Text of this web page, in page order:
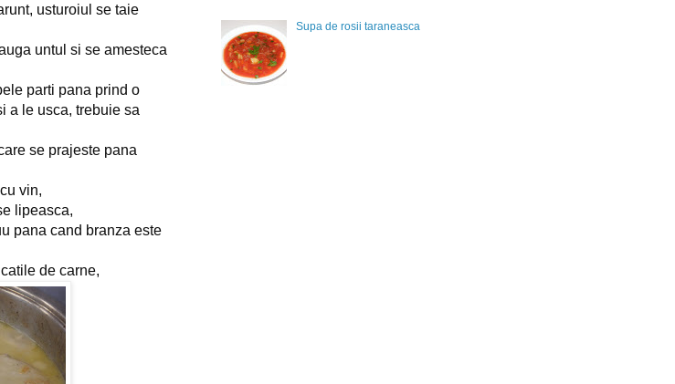
usturoiul se taie
untul si se amesteca
parti pana prind o
a le usca, trebuie sa
se prajeste pana
vin,
lipeasca,
pana cand branza este
de carne,
Supa de rosii taraneasca